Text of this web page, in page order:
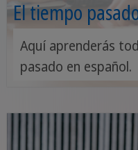
El tiempo
explicado
Aquí aprenderás
pasado en español.